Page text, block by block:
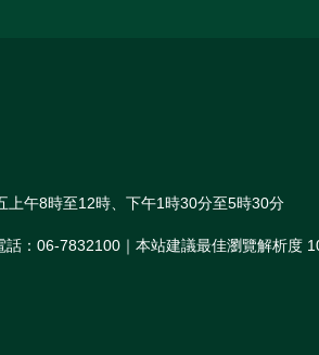
上午8時至12時、下午1時30分至5時30分
：06-7832100｜本站建議最佳瀏覽解析度